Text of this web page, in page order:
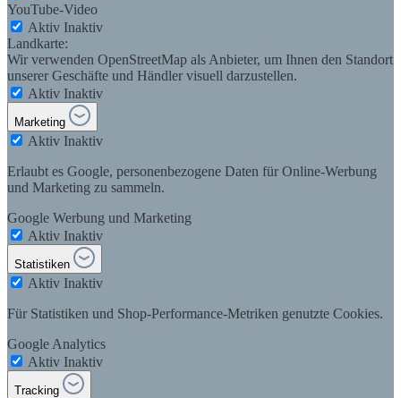
YouTube-Video
Aktiv Inaktiv
Landkarte:
Wir verwenden OpenStreetMap als Anbieter, um Ihnen den Standort
unserer Geschäfte und Händler visuell darzustellen.
Aktiv Inaktiv
Marketing
Aktiv Inaktiv
Erlaubt es Google, personenbezogene Daten für Online-Werbung
und Marketing zu sammeln.
Google Werbung und Marketing
Aktiv Inaktiv
Statistiken
Aktiv Inaktiv
Für Statistiken und Shop-Performance-Metriken genutzte Cookies.
Google Analytics
Aktiv Inaktiv
Tracking